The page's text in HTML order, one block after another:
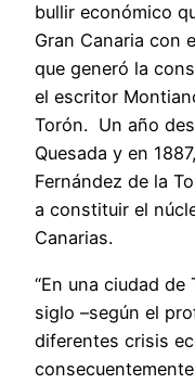
bullir económico
Gran Canaria con
que generó la
el escritor
Torón. Un año
Quesada y en
Fernández de la
a constituir el
Canarias.
“En una ciudad de
siglo –según el
diferentes crisis